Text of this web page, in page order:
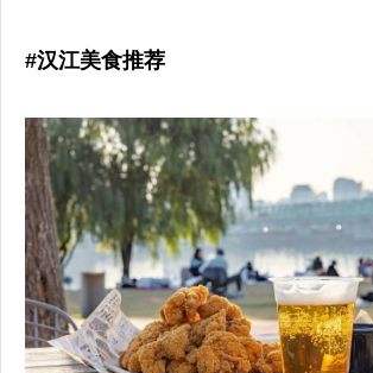
#汉江美食推荐